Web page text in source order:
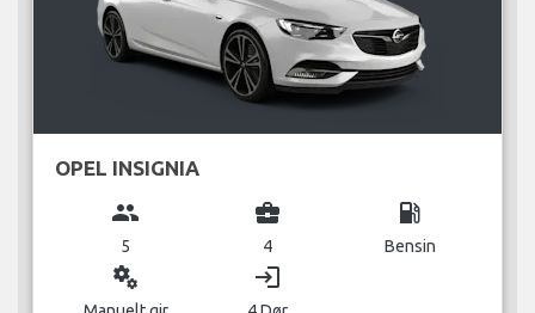
OPEL INSIGNIA
group
5
business_center
4
local_gas_station
Bensin
miscellaneous_services login